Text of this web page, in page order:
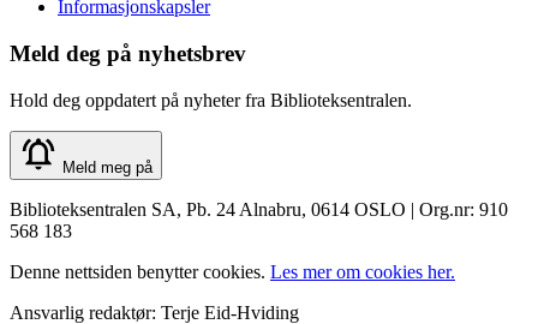
Informasjonskapsler
Meld deg på nyhetsbrev
Hold deg oppdatert på nyheter fra Biblioteksentralen.
Meld meg på
Biblioteksentralen SA, Pb. 24 Alnabru, 0614 OSLO | Org.nr: 910
568 183
Denne nettsiden benytter cookies. Les mer om cookies her.
Ansvarlig redaktør: Terje Eid-Hviding